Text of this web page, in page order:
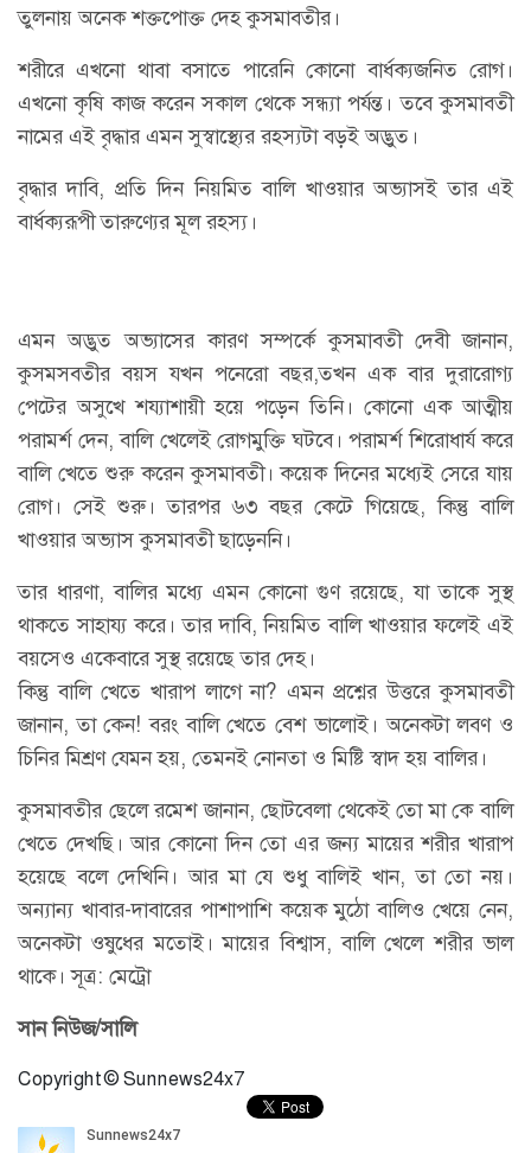
তুলনায় অনেক শক্তপোক্ত দেহ কুসমাবতীর।
শরীরে এখনো থাবা বসাতে পারেনি কোনো বার্ধক্যজনিত রোগ।
এখনো কৃষি কাজ করেন সকাল থেকে সন্ধ্যা পর্যন্ত। তবে কুসমাবতী
নামের এই বৃদ্ধার এমন সুস্বাস্থ্যের রহস্যটা বড়ই অদ্ভুত।
বৃদ্ধার দাবি, প্রতি দিন নিয়মিত বালি খাওয়ার অভ্যাসই তার এই
বার্ধক্যরূপী তারুণ্যের মূল রহস্য।
এমন অদ্ভুত অভ্যাসের কারণ সম্পর্কে কুসমাবতী দেবী জানান,
কুসমসবতীর বয়স যখন পনেরো বছর,তখন এক বার দুরারোগ্য
পেটের অসুখে শয্যাশায়ী হয়ে পড়েন তিনি। কোনো এক আত্মীয়
পরামর্শ দেন, বালি খেলেই রোগমুক্তি ঘটবে। পরামর্শ শিরোধার্য করে
বালি খেতে শুরু করেন কুসমাবতী। কয়েক দিনের মধ্যেই সেরে যায়
রোগ। সেই শুরু। তারপর ৬৩ বছর কেটে গিয়েছে, কিন্তু বালি
খাওয়ার অভ্যাস কুসমাবতী ছাড়েননি।
তার ধারণা, বালির মধ্যে এমন কোনো গুণ রয়েছে, যা তাকে সুস্থ
থাকতে সাহায্য করে। তার দাবি, নিয়মিত বালি খাওয়ার ফলেই এই
বয়সেও একেবারে সুস্থ রয়েছে তার দেহ।
কিন্তু বালি খেতে খারাপ লাগে না? এমন প্রশ্নের উত্তরে কুসমাবতী
জানান, তা কেন! বরং বালি খেতে বেশ ভালোই। অনেকটা লবণ ও
চিনির মিশ্রণ যেমন হয়, তেমনই নোনতা ও মিষ্টি স্বাদ হয় বালির।
কুসমাবতীর ছেলে রমেশ জানান, ছোটবেলা থেকেই তো মা কে বালি
খেতে দেখছি। আর কোনো দিন তো এর জন্য মায়ের শরীর খারাপ
হয়েছে বলে দেখিনি। আর মা যে শুধু বালিই খান, তা তো নয়।
অন্যান্য খাবার-দাবারের পাশাপাশি কয়েক মুঠো বালিও খেয়ে নেন,
অনেকটা ওষুধের মতোই। মায়ের বিশ্বাস, বালি খেলে শরীর ভাল
থাকে। সূত্র: মেট্রো
সান নিউজ/সালি
Copyright © Sunnews24x7